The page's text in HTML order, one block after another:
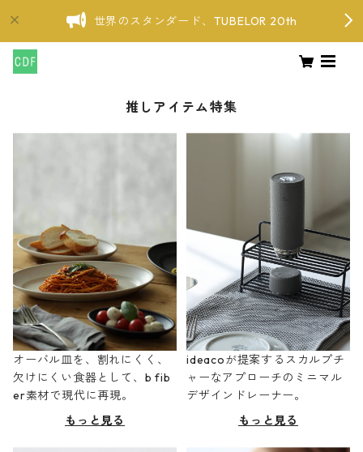
世界のスタンダード、TUBELOR 20th
推しアイテム特集
オーバル皿を、割れにくく、
欠けにくい食器として、b fib
er素材で現代に再現。
もっと見る
ideacoが提案するスカルプチ
ャーなアプローチのミニマル
デザインドレーナー。
もっと見る